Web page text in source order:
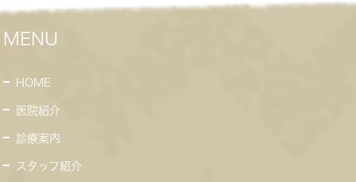
MENU
HOME
医院紹介
診療案内
スタッフ紹介